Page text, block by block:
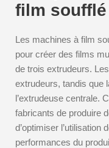
film
Les machines à film
pour créer des films
de trois extrudeurs.
extrudeurs, tandis que
l’extrudeuse centrale.
fabricants de produire
d’optimiser l’utilisation
performances du